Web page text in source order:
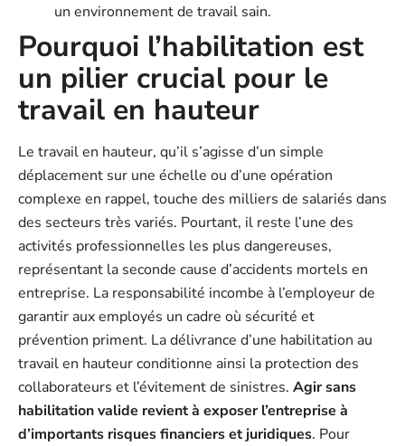
un environnement de travail sain.
Pourquoi l’habilitation est
un pilier crucial pour le
travail en hauteur
Le travail en hauteur, qu’il s’agisse d’un simple
déplacement sur une échelle ou d’une opération
complexe en rappel, touche des milliers de salariés dans
des secteurs très variés. Pourtant, il reste l’une des
activités professionnelles les plus dangereuses,
représentant la seconde cause d’accidents mortels en
entreprise. La responsabilité incombe à l’employeur de
garantir aux employés un cadre où sécurité et
prévention priment. La délivrance d’une habilitation au
travail en hauteur conditionne ainsi la protection des
collaborateurs et l’évitement de sinistres. Agir sans
habilitation valide revient à exposer l’entreprise à
d’importants risques financiers et juridiques. Pour